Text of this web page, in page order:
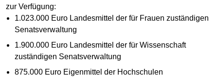
zur Verfügung:
1.023.000 Euro Landesmittel der für Frauen zuständigen
Senatsverwaltung
1.900.000 Euro Landesmittel der für Wissenschaft
zuständigen Senatsverwaltung
875.000 Euro Eigenmittel der Hochschulen